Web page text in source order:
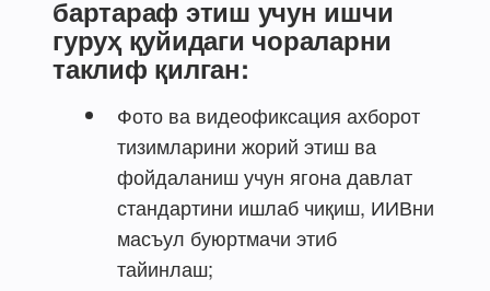
бартараф этиш учун ишчи
гуруҳ қуйидаги чораларни
таклиф қилган:
Фото ва видеофиксация ахборот
тизимларини жорий этиш ва
фойдаланиш учун ягона давлат
стандартини ишлаб чиқиш, ИИВни
масъул буюртмачи этиб
тайинлаш;